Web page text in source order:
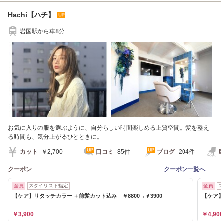
Hachi【ハチ】
岩国駅から車8分
お気に入りの服を選ぶように、自分らしい時間楽しめる上質空間。髪を整え
る時間も、気分上がるひとときに。
カット ￥2,700 口コミ 85件 ブログ 204件
クーポン クーポン一覧へ
全員 スタイリスト指定
【ケア】リタッチカラー ＋前髪カット込み ￥8800→￥3900
￥3,900
全員
【ケ
￥